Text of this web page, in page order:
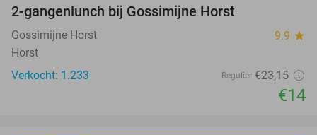
2-gangenlunch bij Gossimijne Horst
Gossimijne Horst 9.9 star
Horst
Verkocht: 1.233
Regulier €23,15
€14